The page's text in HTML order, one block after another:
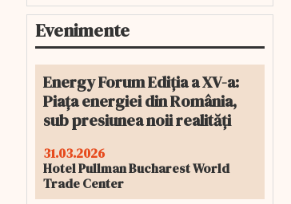
Evenimente
Energy Forum Ediția a XV-a:
Piața energiei din România,
sub presiunea noii realități
31.03.2026
Hotel Pullman Bucharest World
Trade Center